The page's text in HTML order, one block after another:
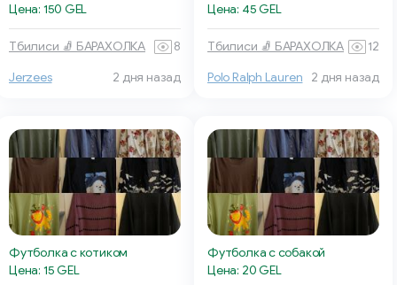
Цена: 150 GEL
Тбилиси 🧦 БАРАХОЛКА 8
Jerzees 2 дня назад
Цена: 45 GEL
Тбилиси 🧦 БАРАХОЛКА 12
Polo Ralph Lauren 2 дня назад
Футболка с котиком
Цена: 15 GEL
Футболка с собакой
Цена: 20 GEL